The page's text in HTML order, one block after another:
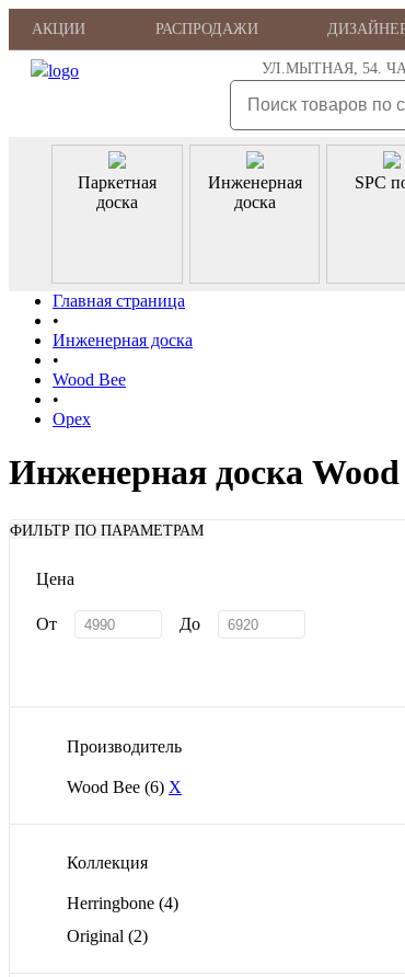
АКЦИИ РАСПРОДАЖИ
УЛ.МЫТНАЯ, 54.
Паркетная
доска
Инженерная
доска
SPC
Главная страница
•
Инженерная доска
•
Wood Bee
•
Орех
Инженерная доска
ФИЛЬТР ПО ПАРАМЕТРАМ
Цена
От До
Производитель
Wood Bee (6) X
Коллекция
Herringbone (4)
Original (2)